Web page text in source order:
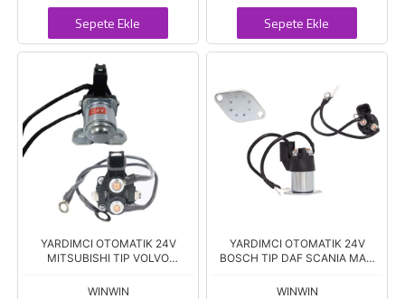
Sepete Ekle Sepete Ekle
YARDIMCI OTOMATIK 24V
MITSUBISHI TIP VOLVO
WINWIN
YARDIMCI OTOMATIK 24V
BOSCH TIP DAF SCANIA MAN
WINWIN